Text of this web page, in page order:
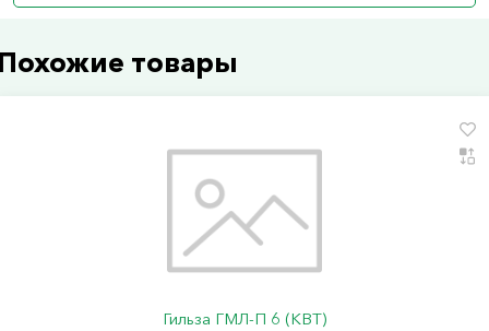
товары
Гильза ГМЛ-П 6 (КВТ)